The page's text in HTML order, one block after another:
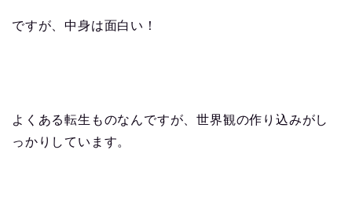
ですが、中身は面白い！
よくある転生ものなんですが、世界観の作り込みがし
っかりしています。